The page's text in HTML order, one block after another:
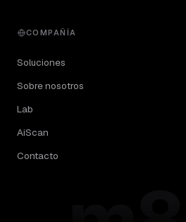
COMPAÑÍA
Soluciones
Sobre nosotros
Lab
AiScan
Contacto